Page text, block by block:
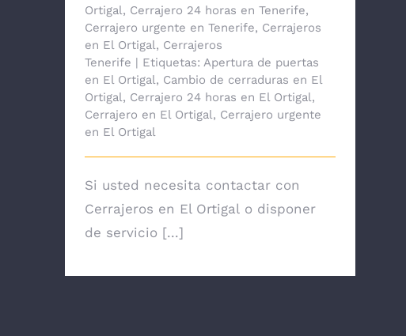
Ortigal, Cerrajero 24 horas en Tenerife,
Cerrajero urgente en Tenerife, Cerrajeros
en El Ortigal, Cerrajeros
Tenerife | Etiquetas: Apertura de puertas
en El Ortigal, Cambio de cerraduras en El
Ortigal, Cerrajero 24 horas en El Ortigal,
Cerrajero en El Ortigal, Cerrajero urgente
en El Ortigal
Si usted necesita contactar con
Cerrajeros en El Ortigal o disponer
de servicio [...]